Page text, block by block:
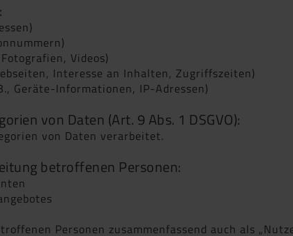
Videos)
Interesse an Inhalten, Zugriffszeiten)
Geräte-Informationen, IP-Adressen)
von Daten (Art. 9 Abs. 1 DSGVO):
von Daten verarbeitet.
betroffenen Personen:
Personen zusammenfassend auch als